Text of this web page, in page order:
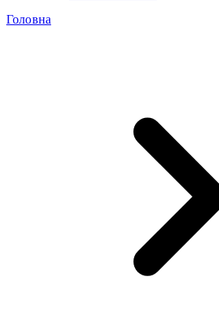
Головна